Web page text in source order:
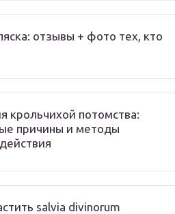
отзывы + фото тех, кто
крольчихой потомства:
причины и методы
salvia divinorum